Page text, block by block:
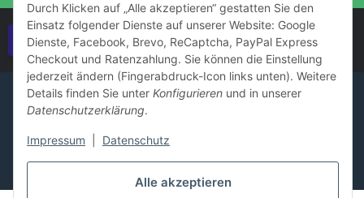
Alle akzeptieren
Durch Klicken auf „Alle akzeptieren“ gestatten Sie den
Einsatz folgender Dienste auf unserer Website: Google
Dienste, Facebook, Brevo, ReCaptcha, PayPal Express
Checkout und Ratenzahlung. Sie können die Einstellung
jederzeit ändern (Fingerabdruck-Icon links unten). Weitere
Details finden Sie unter Konfigurieren und in unserer
Datenschutzerklärung.
Impressum Datenschutz
Vertrag widerrufen